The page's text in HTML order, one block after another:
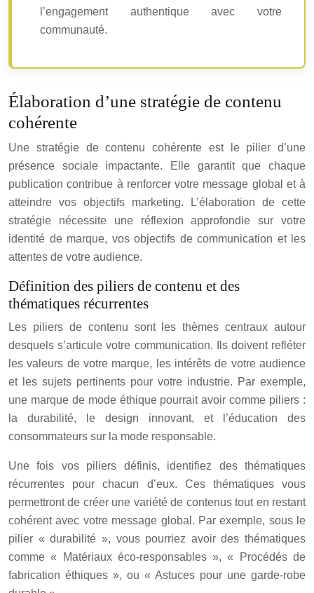
l’engagement authentique avec votre
communauté.
Élaboration d’une stratégie de contenu
cohérente
Une stratégie de contenu cohérente est le pilier d’une
présence sociale impactante. Elle garantit que chaque
publication contribue à renforcer votre message global et à
atteindre vos objectifs marketing. L’élaboration de cette
stratégie nécessite une réflexion approfondie sur votre
identité de marque, vos objectifs de communication et les
attentes de votre audience.
Définition des piliers de contenu et des
thématiques récurrentes
Les piliers de contenu sont les thèmes centraux autour
desquels s’articule votre communication. Ils doivent refléter
les valeurs de votre marque, les intérêts de votre audience
et les sujets pertinents pour votre industrie. Par exemple,
une marque de mode éthique pourrait avoir comme piliers :
la durabilité, le design innovant, et l’éducation des
consommateurs sur la mode responsable.
Une fois vos piliers définis, identifiez des thématiques
récurrentes pour chacun d’eux. Ces thématiques vous
permettront de créer une variété de contenus tout en restant
cohérent avec votre message global. Par exemple, sous le
pilier « durabilité », vous pourriez avoir des thématiques
comme « Matériaux éco-responsables », « Procédés de
fabrication éthiques », ou « Astuces pour une garde-robe